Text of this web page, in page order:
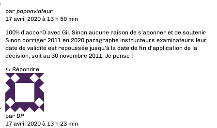
parpopoaviateur
17 avril 2020 à 13 h 59 min
100% d’accorD avec Gil. Sinon aucune raison de s’abonner et de soutenir.
Sinon corriger 2011 en 2020 paragraphe instructeurs examinateurs leur
date de validité est repoussée jusqu’à la date de fin d’application de la
décision, soit au 30 novembre 2011. Je pense !
⮑ Répondre
parDP
17 avril 2020 à 13 h 23 min